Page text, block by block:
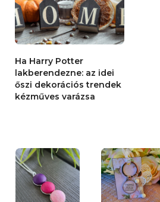
Ha Harry Potter
lakberendezne: az idei
őszi dekorációs trendek
kézműves varázsa